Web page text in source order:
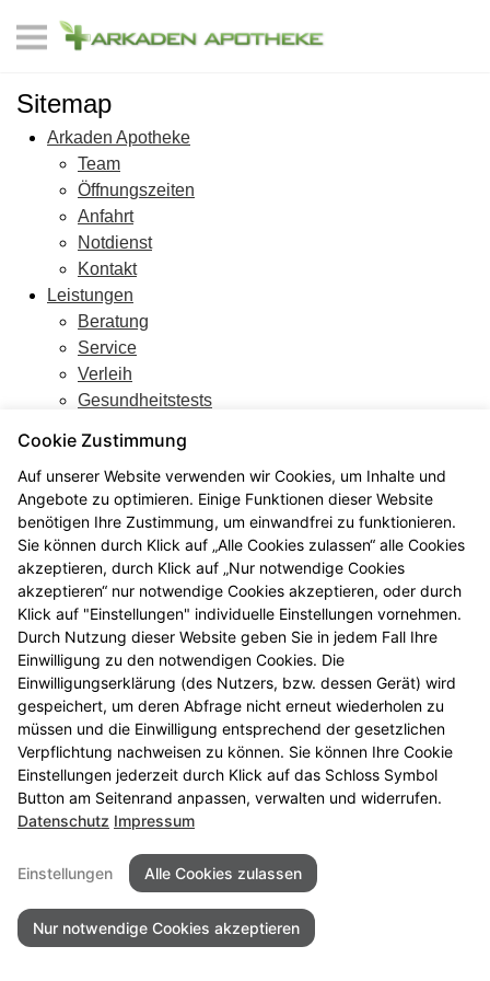
Sitemap
Arkaden Apotheke
Team
Öffnungszeiten
Anfahrt
Notdienst
Kontakt
Leistungen
Beratung
Service
Verleih
Gesundheitstests
Aktuelles und Angebote
Medikamente vorbestellen
Seitenübersicht Kontakt Impressum Datenschutz
Desktop Version der Webseite anzeigen
Cookie Zustimmung
Auf unserer Website verwenden wir Cookies, um Inhalte und
Angebote zu optimieren. Einige Funktionen dieser Website
benötigen Ihre Zustimmung, um einwandfrei zu funktionieren.
Sie können durch Klick auf „Alle Cookies zulassen“ alle Cookies
akzeptieren, durch Klick auf „Nur notwendige Cookies
akzeptieren“ nur notwendige Cookies akzeptieren, oder durch
Klick auf "Einstellungen" individuelle Einstellungen vornehmen.
Durch Nutzung dieser Website geben Sie in jedem Fall Ihre
Einwilligung zu den notwendigen Cookies. Die
Einwilligungserklärung (des Nutzers, bzw. dessen Gerät) wird
gespeichert, um deren Abfrage nicht erneut wiederholen zu
müssen und die Einwilligung entsprechend der gesetzlichen
Verpflichtung nachweisen zu können. Sie können Ihre Cookie
Einstellungen jederzeit durch Klick auf das Schloss Symbol
Button am Seitenrand anpassen, verwalten und widerrufen.
Datenschutz Impressum
Einstellungen Alle Cookies zulassen
Nur notwendige Cookies akzeptieren